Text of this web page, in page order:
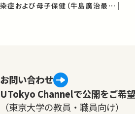
国際保健学としての感染症および母子保健（牛島廣治最終講義）
お問い合わせ
UTokyo Channelで公開をご希
（東京大学の教員・職員向け）